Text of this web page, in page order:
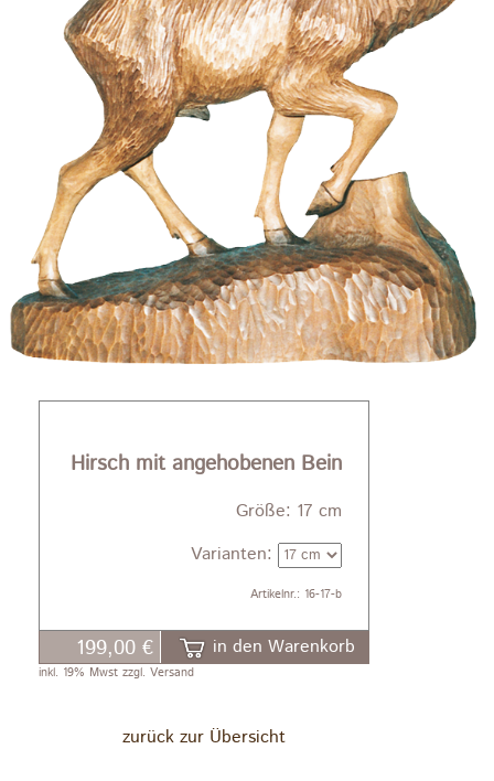
Hirsch mit angehobenen Bein
Größe: 17 cm
Varianten:
Artikelnr.: 16-17-b
199,00 € in den Warenkorb
inkl. 19% Mwst zzgl. Versand
zurück zur Übersicht